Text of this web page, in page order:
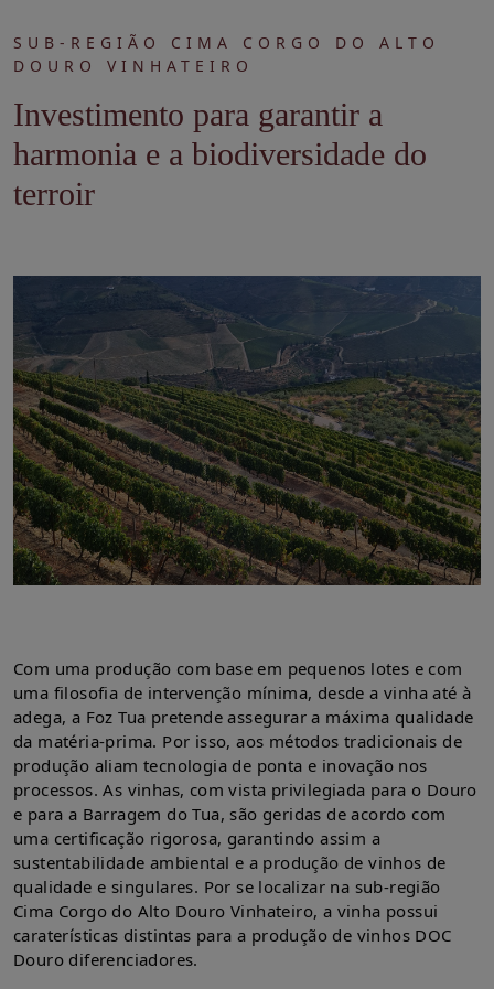
SUB-REGIÃO CIMA CORGO DO ALTO
DOURO VINHATEIRO
Investimento para garantir a
harmonia e a biodiversidade do
terroir
Com uma produção com base em pequenos lotes e com
uma filosofia de intervenção mínima, desde a vinha até à
adega, a Foz Tua pretende assegurar a máxima qualidade
da matéria-prima. Por isso, aos métodos tradicionais de
produção aliam tecnologia de ponta e inovação nos
processos. As vinhas, com vista privilegiada para o Douro
e para a Barragem do Tua, são geridas de acordo com
uma certificação rigorosa, garantindo assim a
sustentabilidade ambiental e a produção de vinhos de
qualidade e singulares. Por se localizar na sub-região
Cima Corgo do Alto Douro Vinhateiro, a vinha possui
caraterísticas distintas para a produção de vinhos DOC
Douro diferenciadores.